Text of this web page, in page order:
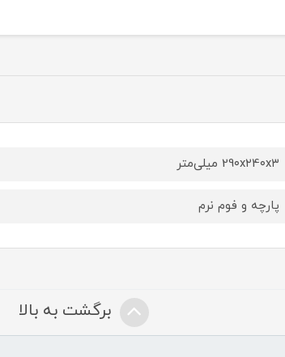
29۰x۲4۰x۳ میلی‌متر
پارچه و فوم نرم
برگشت به بالا